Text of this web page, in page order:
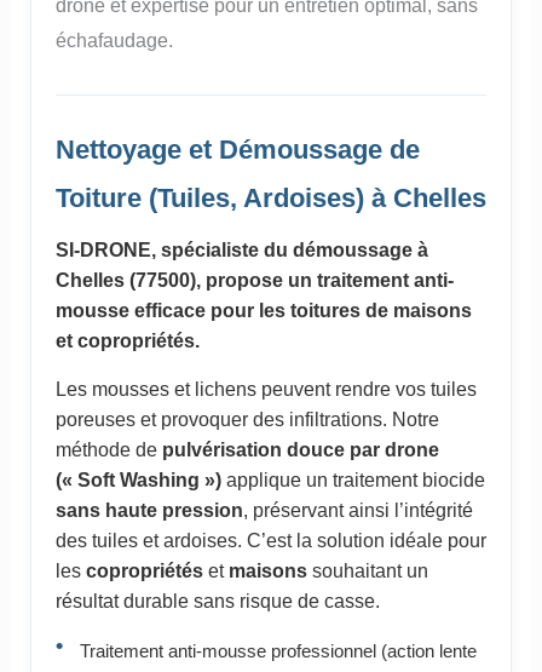
drone et expertise pour un entretien optimal, sans
échafaudage.
Nettoyage et Démoussage de
Toiture (Tuiles, Ardoises) à Chelles
SI-DRONE, spécialiste du démoussage à
Chelles (77500), propose un traitement anti-
mousse efficace pour les toitures de maisons
et copropriétés.
Les mousses et lichens peuvent rendre vos tuiles
poreuses et provoquer des infiltrations. Notre
méthode de pulvérisation douce par drone
(« Soft Washing »)applique un traitement biocide
sans haute pression, préservant ainsi l’intégrité
des tuiles et ardoises. C’est la solution idéale pour
les copropriétéset maisonssouhaitant un
résultat durable sans risque de casse.
Traitement anti-mousse professionnel (action lente